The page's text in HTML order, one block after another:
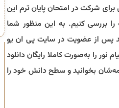
شرکت در امتحان پایان ترم این
بررسی کنیم. به این منظور شما
پس از عضویت در سایت پی ان یو
نور را به‌صورت کاملا رایگان دانلود
بخوانید و سطح دانش خود را